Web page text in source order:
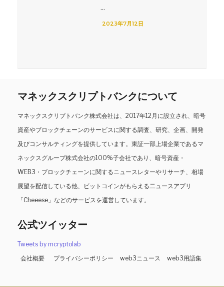
...
2023年7月12日
マネックスクリプトバンクについて
マネックスクリプトバンク株式会社は、2017年12月に設立され、暗号
資産やブロックチェーンのサービスに関する調査、研究、企画、開発
及びコンサルティングを提供しています。東証一部上場企業であるマ
ネックスグループ株式会社の100%子会社であり、暗号資産・
WEB3・ブロックチェーンに関するニュースレターやリサーチ、相場
展望を配信している他、ビットコインがもらえる二ュースアプリ
「Cheeese」などのサービスを運営しています。
公式ツイッター
Tweets by mcryptolab
会社概要
プライバシーポリシー web3ニュース web3用語集